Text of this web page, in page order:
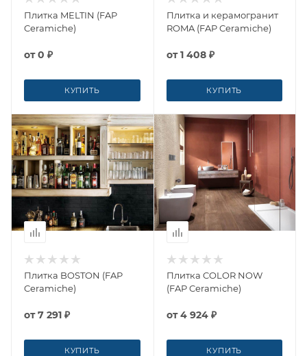
Плитка MELTIN (FAP
Ceramiche)
от0 ₽
КУПИТЬ
Плитка и керамогранит
ROMA (FAP Ceramiche)
от1 408 ₽
КУПИТЬ
Плитка BOSTON (FAP
Ceramiche)
от7 291 ₽
КУПИТЬ
Плитка COLOR NOW
(FAP Ceramiche)
от4 924 ₽
КУПИТЬ